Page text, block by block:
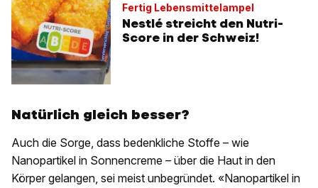
Fertig Lebensmittelampel
Nestlé streicht den Nutri-
Score in der Schweiz!
Natürlich gleich besser?
Auch die Sorge, dass bedenkliche Stoffe – wie
Nanopartikel in Sonnencreme – über die Haut in den
Körper gelangen, sei meist unbegründet. «Nanopartikel in